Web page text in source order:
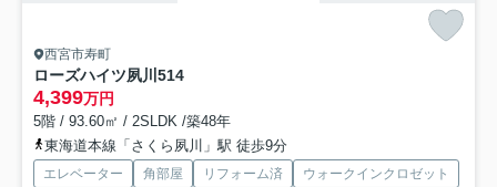
西宮市寿町
ローズハイツ夙川 514
4,399万円
5階 / 93.60㎡ / 2SLDK /築48年
東海道本線「さくら夙川」駅 徒歩9分
エレベーター 角部屋 リフォーム済
ウォークインクロゼット